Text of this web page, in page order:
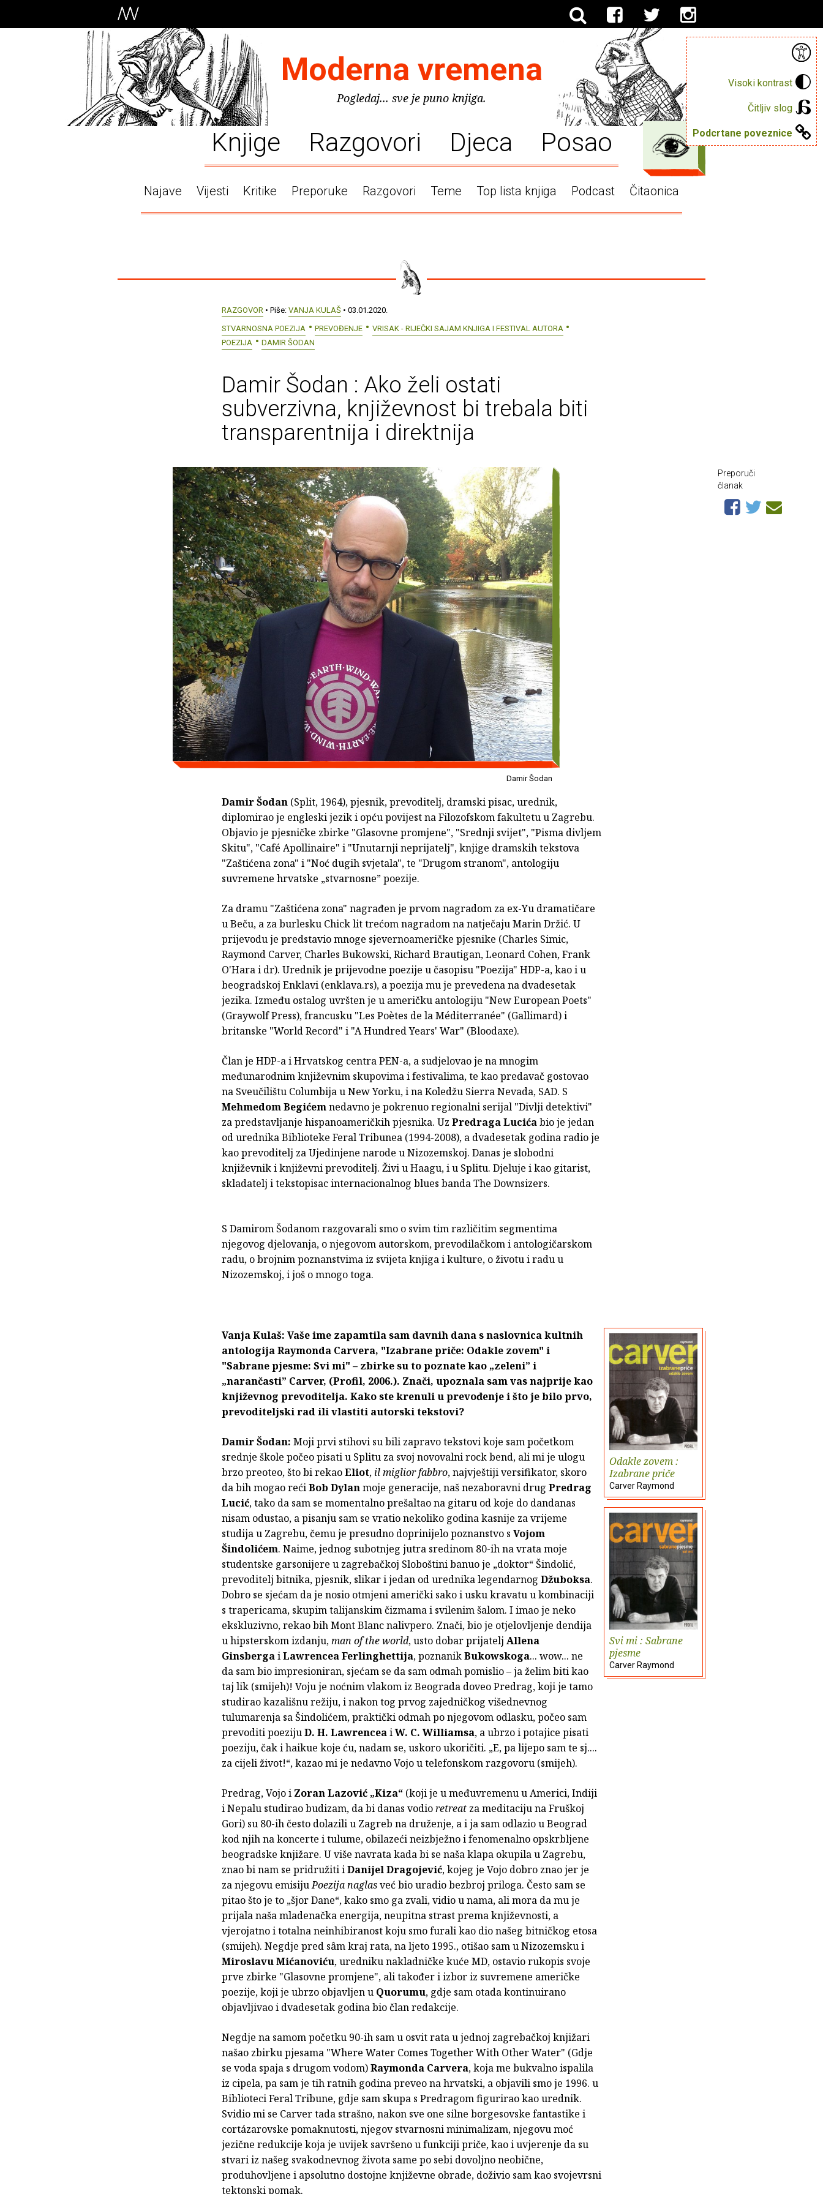
Visoki kontrast
Čitljiv slog
Podcrtane poveznice
Moderna vremena
Pogledaj... sve je puno knjiga.
Knjige Razgovori Djeca Posao
Najave Vijesti Kritike Preporuke Razgovori Teme Top lista knjiga Podcast Čitaonica
RAZGOVOR • Piše: VANJA KULAŠ • 03.01.2020.
STVARNOSNA POEZIJA
PREVOĐENJE
VRISAK - RIJEČKI SAJAM KNJIGA I FESTIVAL AUTORA
POEZIJA
DAMIR ŠODAN
Damir Šodan : Ako želi ostati
subverzivna, književnost bi trebala biti
transparentnija i direktnija
Damir Šodan
Damir Šodan (Split, 1964), pjesnik, prevoditelj, dramski pisac, urednik,
diplomirao je engleski jezik i opću povijest na Filozofskom fakultetu u Zagrebu.
Objavio je pjesničke zbirke "Glasovne promjene", "Srednji svijet", "Pisma divljem
Skitu", "Café Apollinaire" i "Unutarnji neprijatelj", knjige dramskih tekstova
"Zaštićena zona" i "Noć dugih svjetala", te "Drugom stranom", antologiju
suvremene hrvatske „stvarnosne” poezije.
Za dramu "Zaštićena zona" nagrađen je prvom nagradom za ex-Yu dramatičare
u Beču, a za burlesku Chick lit trećom nagradom na natječaju Marin Držić. U
prijevodu je predstavio mnoge sjevernoameričke pjesnike (Charles Simic,
Raymond Carver, Charles Bukowski, Richard Brautigan, Leonard Cohen, Frank
O'Hara i dr). Urednik je prijevodne poezije u časopisu "Poezija" HDP-a, kao i u
beogradskoj Enklavi (enklava.rs), a poezija mu je prevedena na dvadesetak
jezika. Između ostalog uvršten je u američku antologiju "New European Poets"
(Graywolf Press), francusku "Les Poètes de la Méditerranée" (Gallimard) i
britanske "World Record" i "A Hundred Years' War" (Bloodaxe).
Član je HDP-a i Hrvatskog centra PEN-a, a sudjelovao je na mnogim
međunarodnim književnim skupovima i festivalima, te kao predavač gostovao
na Sveučilištu Columbija u New Yorku, i na Koledžu Sierra Nevada, SAD. S
Mehmedom Begićemnedavno je pokrenuo regionalni serijal "Divlji detektivi"
za predstavljanje hispanoameričkih pjesnika. Uz Predraga Lucićabio je jedan
od urednika Biblioteke Feral Tribunea (1994-2008), a dvadesetak godina radio je
kao prevoditelj za Ujedinjene narode u Nizozemskoj. Danas je slobodni
književnik i književni prevoditelj. Živi u Haagu, i u Splitu. Djeluje i kao gitarist,
skladatelj i tekstopisac internacionalnog blues banda The Downsizers.
S Damirom Šodanom razgovarali smo o svim tim različitim segmentima
njegovog djelovanja, o njegovom autorskom, prevodilačkom i antologičarskom
radu, o brojnim poznanstvima iz svijeta knjiga i kulture, o životu i radu u
Nizozemskoj, i još o mnogo toga.
Odakle zovem :
Izabrane priče
Carver Raymond
Svi mi : Sabrane
pjesme
Carver Raymond
Vanja Kulaš: Vaše ime zapamtila sam davnih dana s naslovnica kultnih
antologija Raymonda Carvera, "Izabrane priče: Odakle zovem" i
"Sabrane pjesme: Svi mi" – zbirke su to poznate kao „zeleni” i
„narančasti” Carver, (Profil, 2006.). Znači, upoznala sam vas najprije kao
književnog prevoditelja. Kako ste krenuli u prevođenje i što je bilo prvo,
prevoditeljski rad ili vlastiti autorski tekstovi?
Damir Šodan: Moji prvi stihovi su bili zapravo tekstovi koje sam početkom
srednje škole počeo pisati u Splitu za svoj novovalni rock bend, ali mi je ulogu
brzo preoteo, što bi rekaoEliot, il miglior fabbro, najvještiji versifikator, skoro
da bih mogao rećiBob Dylanmoje generacije, naš nezaboravni drug Predrag
Lucić, tako da sam se momentalno prešaltao na gitaru od koje do dandanas
nisam odustao, a pisanju sam se vratio nekoliko godina kasnije za vrijeme
studija u Zagrebu, čemu je presudno doprinijelo poznanstvo s Vojom
Šindolićem. Naime, jednog subotnjeg jutra sredinom 80-ih na vrata moje
studentske garsonijere u zagrebačkoj Sloboštini banuo je „doktor“ Šindolić,
prevoditelj bitnika, pjesnik, slikar i jedan od urednika legendarnog Džuboksa.
Dobro se sjećam da je nosio otmjeni američki sako i usku kravatu u kombinaciji
s trapericama, skupim talijanskim čizmama i svilenim šalom. I imao je neko
ekskluzivno, rekao bih Mont Blanc nalivpero. Znači, bio je otjelovljenje dendija
u hipsterskom izdanju,man of the world, usto dobar prijatelj Allena
GinsbergaiLawrencea Ferlinghettija, poznanikBukowskoga... wow... ne
da sam bio impresioniran, sjećam se da sam odmah pomislio – ja želim biti kao
taj lik (smijeh)! Voju je noćnim vlakom iz Beograda doveo Predrag, koji je tamo
studirao kazališnu režiju, i nakon tog prvog zajedničkog višednevnog
tulumarenja sa Šindolićem, praktički odmah po njegovom odlasku, počeo sam
prevoditi poezijuD. H. LawrenceaiW. C. Williamsa, a ubrzo i potajice pisati
poeziju, čak i haikue koje ću, nadam se, uskoro ukoričiti. „E, pa lijepo sam te sj....
za cijeli život!“, kazao mi je nedavno Vojo u telefonskom razgovoru (smijeh).
Predrag, Vojo i Zoran Lazović „Kiza“ (koji je u međuvremenu u Americi, Indiji
i Nepalu studirao budizam, da bi danas vodioretreat za meditaciju na Fruškoj
Gori) su 80-ih često dolazili u Zagreb na druženje, a i ja sam odlazio u Beograd
kod njih na koncerte i tulume, obilazeći neizbježno i fenomenalno opskrbljene
beogradske knjižare. U više navrata kada bi se naša klapa okupila u Zagrebu,
znao bi nam se pridružiti iDanijel Dragojević, kojeg je Vojo dobro znao jer je
za njegovu emisijuPoezija naglasveć bio uradio bezbroj priloga. Često sam se
pitao što je to „šjor Dane“, kako smo ga zvali, vidio u nama, ali mora da mu je
prijala naša mladenačka energija, neupitna strast prema književnosti, a
vjerojatno i totalna neinhibiranost koju smo furali kao dio našeg bitničkog etosa
(smijeh). Negdje pred sâm kraj rata, na ljeto 1995., otišao sam u Nizozemsku i
Miroslavu Mićanoviću, uredniku nakladničke kuće MD, ostavio rukopis svoje
prve zbirke "Glasovne promjene", ali također i izbor iz suvremene američke
poezije, koji je ubrzo objavljen u Quorumu, gdje sam otada kontinuirano
objavljivao i dvadesetak godina bio član redakcije.
Negdje na samom početku 90-ih sam u osvit rata u jednoj zagrebačkoj knjižari
našao zbirku pjesama "Where Water Comes Together With Other Water" (Gdje
se voda spaja s drugom vodom)Raymonda Carvera, koja me bukvalno ispalila
iz cipela, pa sam je tih ratnih godina preveo na hrvatski, a objavili smo je 1996. u
Biblioteci Feral Tribune, gdje sam skupa s Predragom figurirao kao urednik.
Svidio mi se Carver tada strašno, nakon sve one silne borgesovske fantastike i
cortázarovske pomaknutosti, njegov stvarnosni minimalizam, njegovu moć
jezične redukcije koja je uvijek savršeno u funkciji priče, kao i uvjerenje da su
stvari iz našeg svakodnevnog života same po sebi dovoljno neobične,
produhovljene i apsolutno dostojne književne obrade, doživio sam kao svojevrsni
tektonski pomak.
Preporuči
članak